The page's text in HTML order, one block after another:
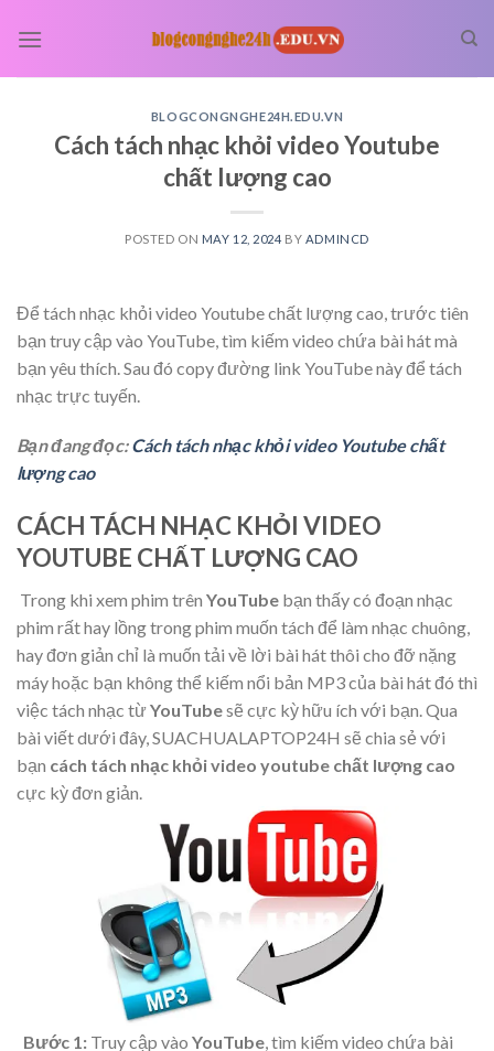
BLOGCONGNGHE24H.EDU.VN
Cách tách nhạc khỏi video Youtube
chất lượng cao
POSTED ON MAY 12, 2024 BY ADMINCD
Để tách nhạc khỏi video Youtube chất lượng cao, trước tiên
bạn truy cập vào YouTube, tìm kiếm video chứa bài hát mà
bạn yêu thích. Sau đó copy đường link YouTube này để tách
nhạc trực tuyến.
Bạn đang đọc:Cách tách nhạc khỏi video Youtube chất
lượng cao
CÁCH TÁCH NHẠC KHỎI VIDEO
YOUTUBE CHẤT LƯỢNG CAO
Trong khi xem phim trên YouTube bạn thấy có đoạn nhạc
phim rất hay lồng trong phim muốn tách để làm nhạc chuông,
hay đơn giản chỉ là muốn tải về lời bài hát thôi cho đỡ nặng
máy hoặc bạn không thể kiếm nổi bản MP3 của bài hát đó thì
việc tách nhạc từYouTubesẽ cực kỳ hữu ích với bạn. Qua
bài viết dưới đây, SUACHUALAPTOP24H sẽ chia sẻ với
bạn cách tách nhạc khỏi video youtube chất lượng cao
cực kỳ đơn giản.
Bước 1: Truy cập vào YouTube, tìm kiếm video chứa bài